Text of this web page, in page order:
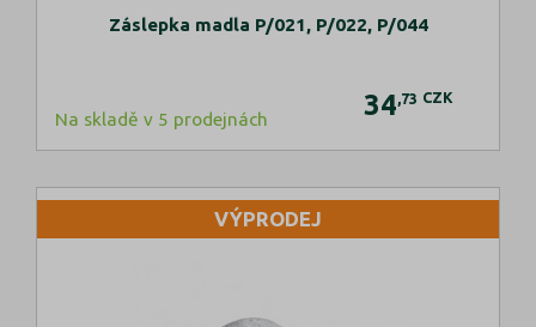
Záslepka madla P/021, P/022, P/044
Na skladě v 5 prodejnách 34 ,73 CZK
VÝPRODEJ